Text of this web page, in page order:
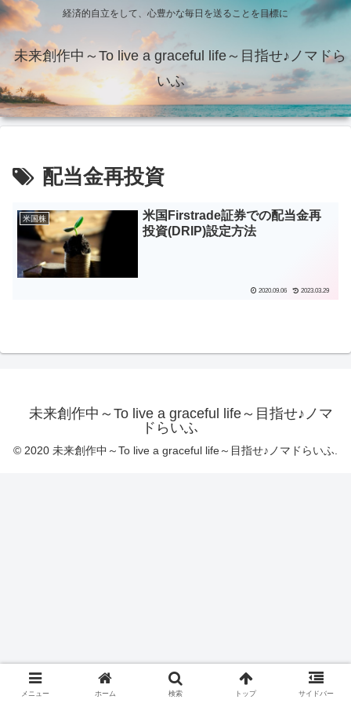
経済的自立をして、心豊かな毎日を送ることを目標に
未来創作中～To live a graceful life～目指せ♪ノマドら
いふ
配当金再投資
米国株
米国Firstrade証券での配当金再
投資(DRIP)設定方法
2020.09.06 2023.03.29
未来創作中～To live a graceful life～目指せ♪ノマ
ドらいふ
© 2020 未来創作中～To live a graceful life～目指せ♪ノマドらいふ.
メニュー ホーム 検索 トップ サイドバー